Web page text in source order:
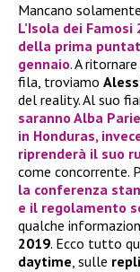
Mancano
L’Isola dei Famosi
della prima
gennaio. A
fila, troviamo
del reality. Al suo
saranno Alba
in Honduras,
riprenderà il suo
come concorrente.
la conferenza
e il regolamento
qualche
2019. Ecco tutto
daytime, sulle